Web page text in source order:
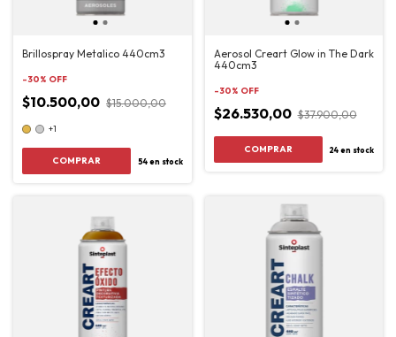
Brillospray Metalico 440cm3
-30% OFF
$10.500,00 $15.000,00
+1
COMPRAR 54en stock
Aerosol Creart Glow in The Dark
440cm3
-30% OFF
$26.530,00 $37.900,00
24en stock